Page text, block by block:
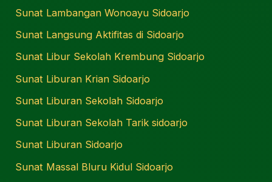
Sunat Lambangan Wonoayu Sidoarjo
Sunat Langsung Aktifitas di Sidoarjo
Sunat Libur Sekolah Krembung Sidoarjo
Sunat Liburan Krian Sidoarjo
Sunat Liburan Sekolah Sidoarjo
Sunat Liburan Sekolah Tarik sidoarjo
Sunat Liburan Sidoarjo
Sunat Massal Bluru Kidul Sidoarjo